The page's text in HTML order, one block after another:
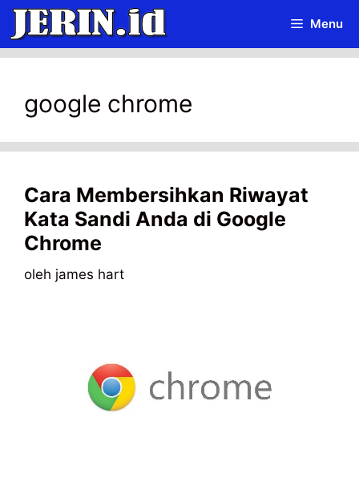
Langsung
isi
Menu
google chrome
Cara Membersihkan Riwayat
Kata Sandi Anda di Google
Chrome
oleh james hart